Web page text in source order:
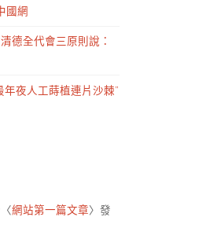
國網
德全代會三原則說：
夜人工蒔植連片沙棘”
網站第一篇文章〉發